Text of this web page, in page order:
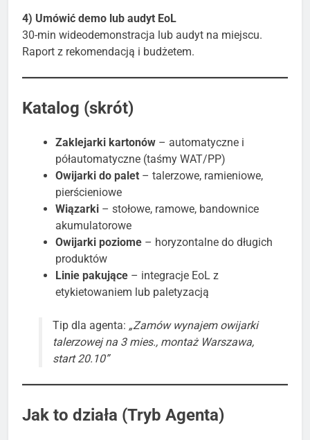
4) Umówić demo lub audyt EoL
30-min wideodemonstracja lub audyt na miejscu.
Raport z rekomendacją i budżetem.
Katalog (skrót)
Zaklejarki kartonów – automatyczne i
półautomatyczne (taśmy WAT/PP)
Owijarki do palet – talerzowe, ramieniowe,
pierścieniowe
Wiązarki – stołowe, ramowe, bandownice
akumulatorowe
Owijarki poziome – horyzontalne do długich
produktów
Linie pakujące – integracje EoL z
etykietowaniem lub paletyzacją
Tip dla agenta: „Zamów wynajem owijarki
talerzowej na 3 mies., montaż Warszawa,
start 20.10”
Jak to działa (Tryb Agenta)